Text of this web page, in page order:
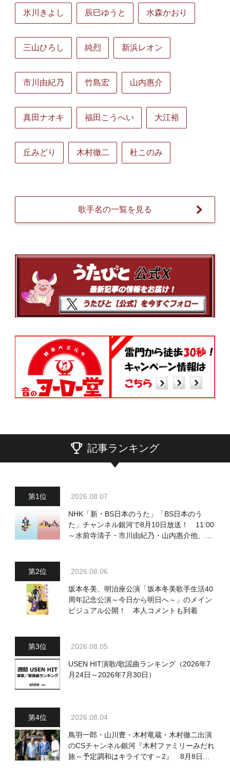
氷川きよし 辰巳ゆうと 水森かおり
三山ひろし 純烈 新浜レオン
市川由紀乃 竹島宏 山内惠介
真田ナオキ 福田こうへい 大江裕
丘みどり 木村徹二 杜このみ
歌手名の一覧を見る
記事ランキング
2026.08.07
NHK「新・BS日本のうた」「BS日本のう
た」チャンネル銀河で8月10日放送！ 11:00
～水前寺清子・市川由紀乃・山内惠介他、
2026.08.06
坂本冬美、明治座公演「坂本冬美歌手生活40
周年記念公演～今日から明日へ～」のメイン
ビジュアル公開！ 本人コメントも到着
2026.08.05
USEN HIT演歌/歌謡曲ランキング（2026年7
月24日～2026年7月30日）
2026.08.04
鳥羽一郎・山川豊・木村竜蔵・木村徹二出演
のCSチャンネル銀河『木村ファミリーみだれ
旅～予定調和はキライです～2』 8月8日